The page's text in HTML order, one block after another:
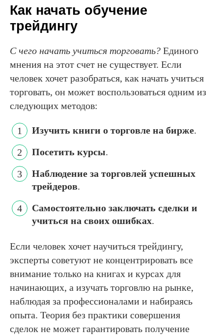
Как начать обучение
трейдингу
С чего начать учиться торговать? Единого
мнения на этот счет не существует. Если
человек хочет разобраться, как начать учиться
торговать, он может воспользоваться одним из
следующих методов:
Изучить книги о торговле на бирже.
Посетить курсы.
Наблюдение за торговлей успешных
трейдеров.
Самостоятельно заключать сделки и
учиться на своих ошибках.
Если человек хочет научиться трейдингу,
эксперты советуют не концентрировать все
внимание только на книгах и курсах для
начинающих, а изучать торговлю на рынке,
наблюдая за профессионалами и набираясь
опыта. Теория без практики совершения
сделок не может гарантировать получение